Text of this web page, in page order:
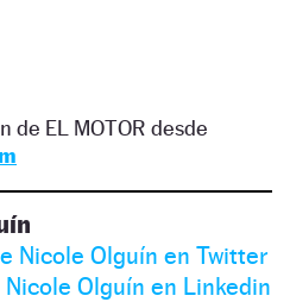
de EL MOTOR desde
Nicole Olguín en Twitter
Nicole Olguín en Linkedin